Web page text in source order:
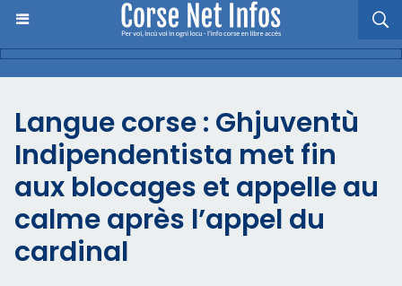
Langue corse : Ghjuventù
Indipendentista met fin
aux blocages et appelle au
calme après l’appel du
cardinal